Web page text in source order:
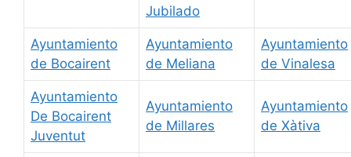
Jubilado
Ayuntamiento
de Bocairent
Ayuntamiento
de Meliana
Ayuntamiento
de Vinalesa
Ayuntamiento
De Bocairent
Juventut
Ayuntamiento
de Millares
Ayuntamiento
de Xàtiva